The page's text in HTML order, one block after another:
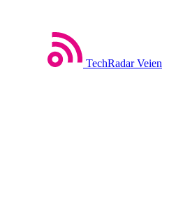
TechRadar Veien